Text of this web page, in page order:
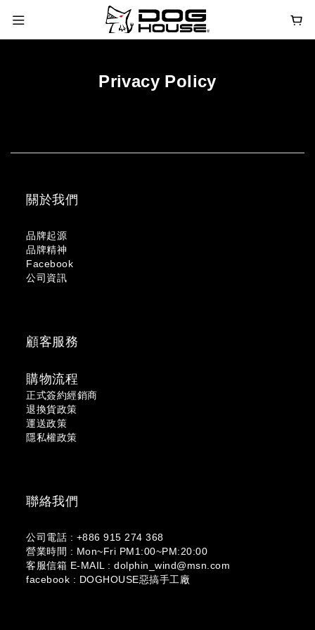
Privacy Policy
關於我們
品牌起源
品牌精神
Facebook
公司資訊
顧客服務
購物流程
正式簽約經銷商
退換貨政策
運送政策
隱私權政策
聯絡我們
公司電話 : +886 915 274 368
營業時間 : Mon~Fri PM1:00~PM:20:00
客服信箱 E-MAIL : dolphin_wind@msn.com
facebook : DOGHOUSE惡搞手工廠